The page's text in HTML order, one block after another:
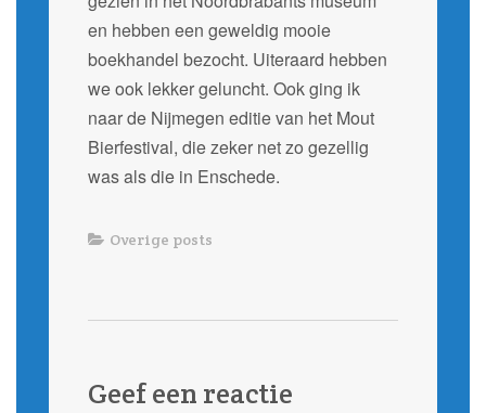
en hebben een geweldig mooie
boekhandel bezocht. Uiteraard hebben
we ook lekker geluncht. Ook ging ik
naar de Nijmegen editie van het Mout
Bierfestival, die zeker net zo gezellig
was als die in Enschede.
Overige posts
Geef een reactie